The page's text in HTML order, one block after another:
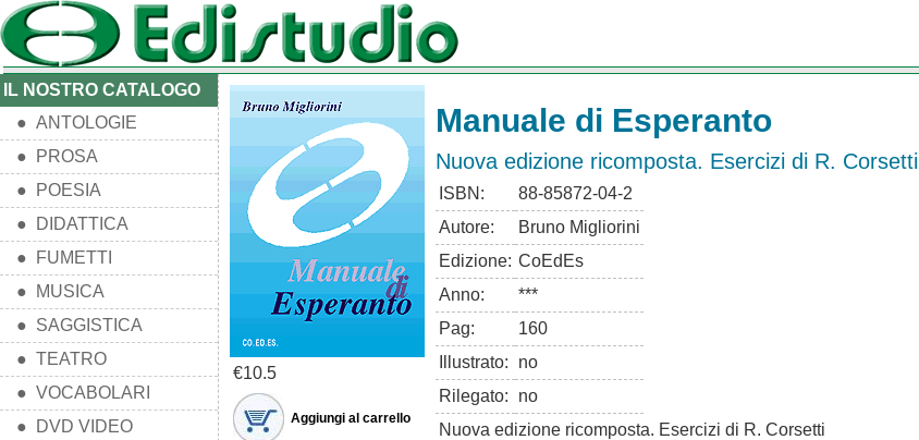
IL NOSTRO CATALOGO
● ANTOLOGIE
● PROSA
● POESIA
● DIDATTICA
● FUMETTI
● MUSICA
● SAGGISTICA
● TEATRO
● VOCABOLARI
● DVD VIDEO
€10.5
Aggiungi al carrello
Manuale di Esperanto
Nuova edizione ricomposta. Esercizi di R. Corsetti
ISBN:
88-85872-04-2
Autore:
Bruno Migliorini
Edizione: CoEdEs
Anno:
***
Pag:
160
Illustrato:
no
Rilegato:
no
Nuova edizione ricomposta. Esercizi di R. Corsetti